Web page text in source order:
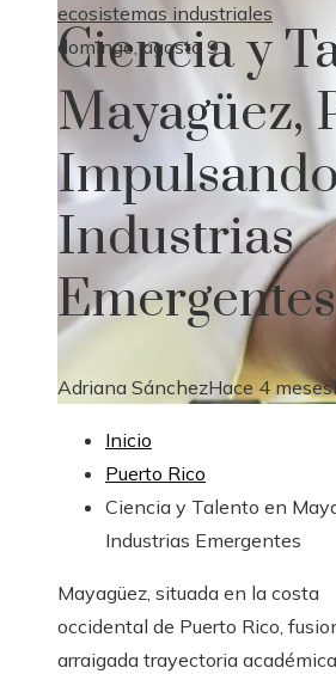
ecosistemas industriales
domingo, agosto 9
Ciencia y
Mayagüez,
Impulsando
Industrias
Emergentes
Adriana SánchezHace 4 meses
Inicio
Puerto Rico
Ciencia y Talento en
Industrias Emergentes
Mayagüez, situada en la costa
occidental de Puerto Rico,
arraigada trayectoria